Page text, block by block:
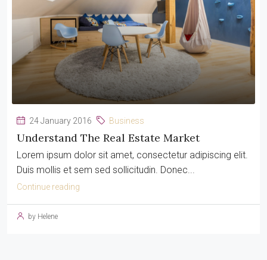
24 January 2016 Business
Understand The Real Estate Market
Lorem ipsum dolor sit amet, consectetur adipiscing elit.
Duis mollis et sem sed sollicitudin. Donec...
Continue reading
by Helene